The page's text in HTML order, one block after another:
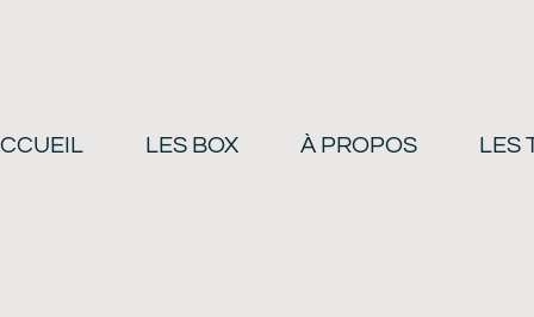
LES BOX À PROPOS LES